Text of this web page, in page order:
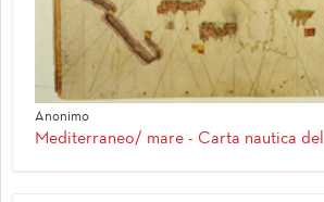
Anonimo
Mediterraneo/ mare - Carta nautica